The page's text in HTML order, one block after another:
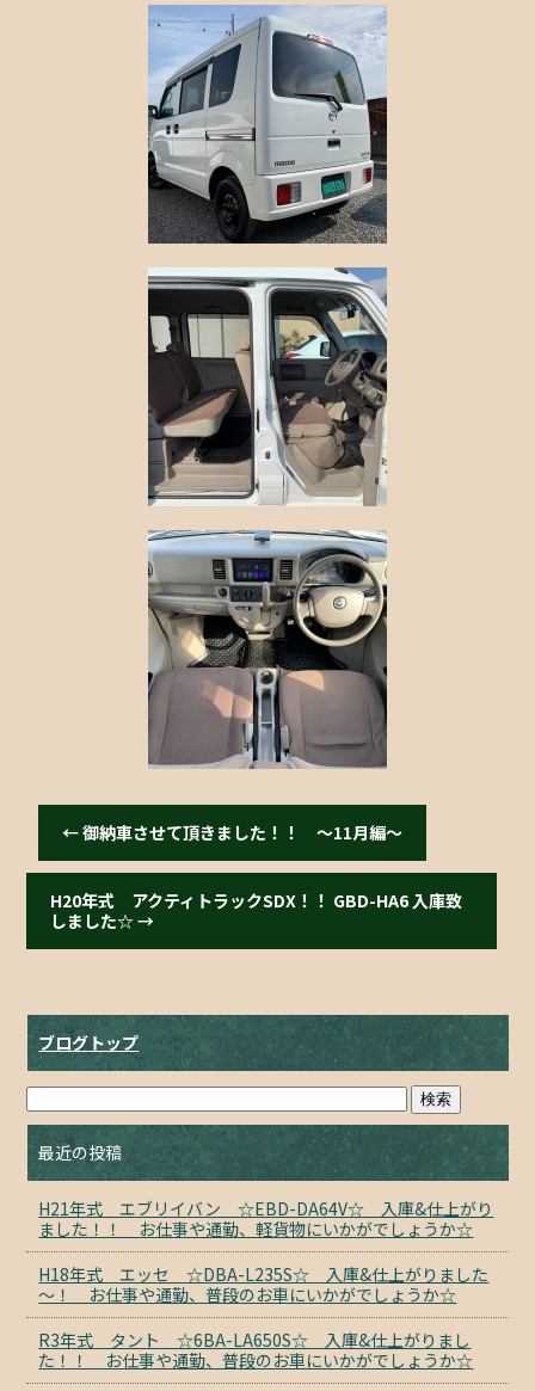
←御納車させて頂きました！！ ～11月編～
H20年式 アクティトラックSDX！！ GBD-HA6 入庫致
しました☆→
ブログトップ
最近の投稿
H21年式 エブリイバン ☆EBD-DA64V☆ 入庫&仕上がり
ました！！ お仕事や通勤、軽貨物にいかがでしょうか☆
H18年式 エッセ ☆DBA-L235S☆ 入庫&仕上がりました
～！ お仕事や通勤、普段のお車にいかがでしょうか☆
R3年式 タント ☆6BA-LA650S☆ 入庫&仕上がりまし
た！！ お仕事や通勤、普段のお車にいかがでしょうか☆